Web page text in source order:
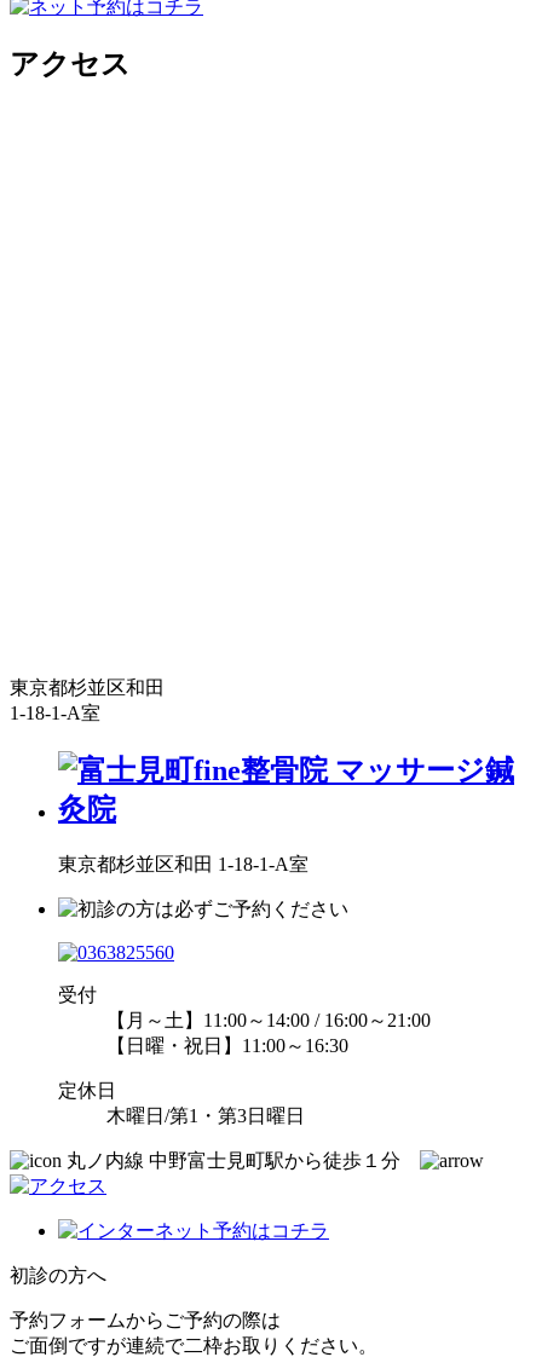
アクセス
東京都杉並区和田
1-18-1-A室
東京都杉並区和田 1-18-1-A室
受付
【月～土】11:00～14:00 / 16:00～21:00
【日曜・祝日】11:00～16:30
定休日
木曜日/第1・第3日曜日
丸ノ内線 中野富士見町駅から徒歩１分
初診の方へ
予約フォームからご予約の際は
ご面倒ですが連続で二枠お取りください。